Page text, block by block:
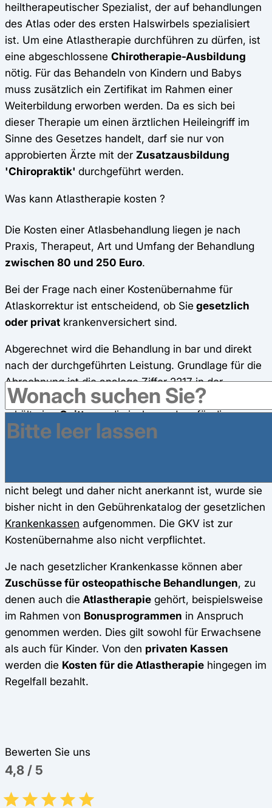
heiltherapeutischer Spezialist, der auf behandlungen
des Atlas oder des ersten Halswirbels spezialisiert
ist. Um eine Atlastherapie durchführen zu dürfen, ist
eine abgeschlossene Chirotherapie-Ausbildung
nötig. Für das Behandeln von Kindern und Babys
muss zusätzlich ein Zertifikat im Rahmen einer
Weiterbildung erworben werden. Da es sich bei
dieser Therapie um einen ärztlichen Heileingriff im
Sinne des Gesetzes handelt, darf sie nur von
approbierten Ärzte mit der Zusatzausbildung
'Chiropraktik' durchgeführt werden.
Was kann Atlastherapie kosten ?
Die Kosten einer Atlasbehandlung liegen je nach
Praxis, Therapeut, Art und Umfang der Behandlung
zwischen 80 und 250 Euro.
Bei der Frage nach einer Kostenübernahme für
Atlaskorrektur ist entscheidend, ob Sie gesetzlich
oder privat krankenversichert sind.
Abgerechnet wird die Behandlung in bar und direkt
nach der durchgeführten Leistung. Grundlage für die
Abrechnung ist die analoge Ziffer 2217 in der
Gebührenordnung für Ärzte (GOÄ). Der Patient
erhält eineQuittung, die insbesondere für die
Kostenerstattung beziehungsweise
nicht belegt und daher nicht anerkannt ist, wurde sie
bisher nicht in den Gebührenkatalog der gesetzlichen
Krankenkassen aufgenommen. Die GKV ist zur
Kostenübernahme also nicht verpflichtet.
Je nach gesetzlicher Krankenkasse können aber
Zuschüsse für osteopathische Behandlungen, zu
denen auch die Atlastherapie gehört, beispielsweise
im Rahmen von Bonusprogrammen in Anspruch
genommen werden. Dies gilt sowohl für Erwachsene
als auch für Kinder. Von den privaten Kassen
werden die Kosten für die Atlastherapie hingegen im
Regelfall bezahlt.
Bewerten Sie uns
4,8 / 5